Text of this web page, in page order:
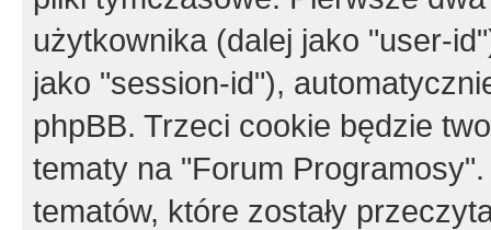
użytkownika (dalej jako "user-
jako "session-id"),
phpBB. Trzeci cookie będzie
tematy na "Forum
tematów, które zostały